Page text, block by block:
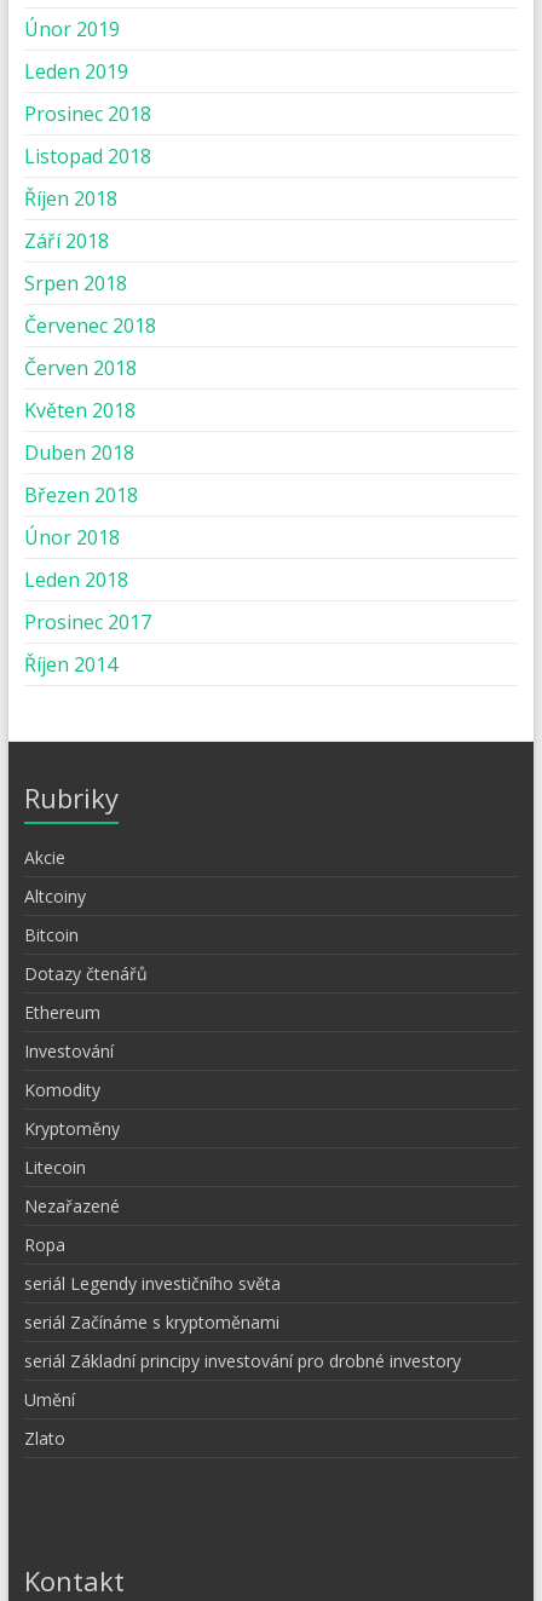
Únor 2019
Leden 2019
Prosinec 2018
Listopad 2018
Říjen 2018
Září 2018
Srpen 2018
Červenec 2018
Červen 2018
Květen 2018
Duben 2018
Březen 2018
Únor 2018
Leden 2018
Prosinec 2017
Říjen 2014
Rubriky
Akcie
Altcoiny
Bitcoin
Dotazy čtenářů
Ethereum
Investování
Komodity
Kryptoměny
Litecoin
Nezařazené
Ropa
seriál Legendy investičního světa
seriál Začínáme s kryptoměnami
seriál Základní principy investování pro drobné investory
Umění
Zlato
Kontakt